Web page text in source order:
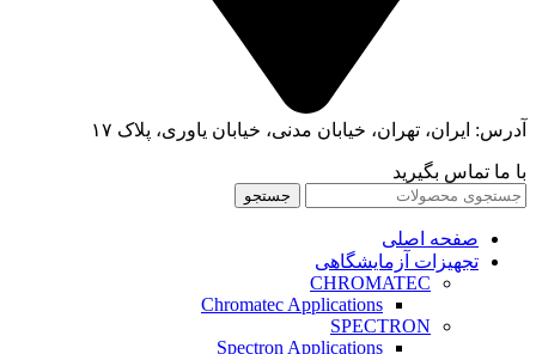
آدرس: ایران، تهران، خیابان مدنی، خیابان یاوری، پلاک ۱۷
با ما تماس بگیرید
جستجو
صفحه اصلی
تجهیزات آزمایشگاهی
CHROMATEC
Chromatec Applications
SPECTRON
Spectron Applications